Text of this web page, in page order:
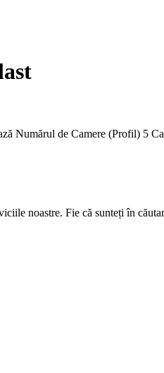
Numărul de Camere (Profil) 5
noastre. Fie că sunteți în